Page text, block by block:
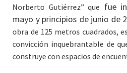
Norberto Gutiérrez” que fue
mayo y principios de junio de
obra de 125 metros cuadrados,
convicción inquebrantable de
construye con espacios de